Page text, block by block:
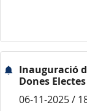
Inauguració
Dones Electes
06-11-2025 /